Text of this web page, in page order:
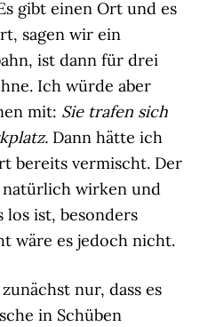
gibt einen Ort und es
sagen wir ein
ist dann für drei
Ich würde aber
mit: Sie trafen sich
Dann hätte ich
bereits vermischt. Der
wirken und
los ist, besonders
wäre es jedoch nicht.
nur, dass es
in Schüben